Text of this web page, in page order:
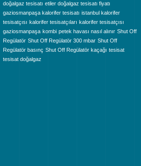
doğalgaz tesisatı etiler doğalgaz tesisatı fiyatı
gaziosmanpaşa kalorifer tesisatı istanbul kalorifer
tesisatçısı kalorifer tesisatçıları kalorifer tesisatçısı
gaziosmanpaşa kombi petek havası nasıl alınır Shut Off
Regülatör Shut Off Regülatör 300 mbar Shut Off
Regülatör basınç Shut Off Regülatör kaçağı tesisat
tesisat doğalgaz